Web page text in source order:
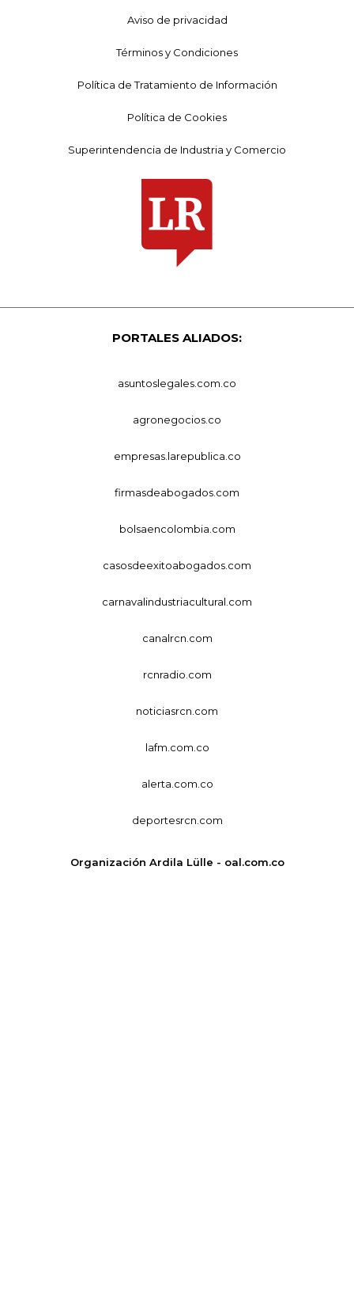
Aviso de privacidad
Términos y Condiciones
Política de Tratamiento de Información
Política de Cookies
Superintendencia de Industria y Comercio
PORTALES ALIADOS:
asuntoslegales.com.co
agronegocios.co
empresas.larepublica.co
firmasdeabogados.com
bolsaencolombia.com
casosdeexitoabogados.com
carnavalindustriacultural.com
canalrcn.com
rcnradio.com
noticiasrcn.com
lafm.com.co
alerta.com.co
deportesrcn.com
Organización Ardila Lülle - oal.com.co